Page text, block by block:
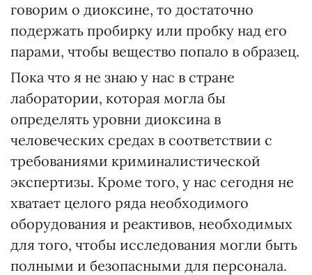
говорим о диоксине, то достаточно
подержать пробирку или пробку над его
парами, чтобы вещество попало в образец.
Пока что я не знаю у нас в стране
лаборатории, которая могла бы
определять уровни диоксина в
человеческих средах в соответствии с
требованиями криминалистической
экспертизы. Кроме того, у нас сегодня не
хватает целого ряда необходимого
оборудования и реактивов, необходимых
для того, чтобы исследования могли быть
полными и безопасными для персонала.